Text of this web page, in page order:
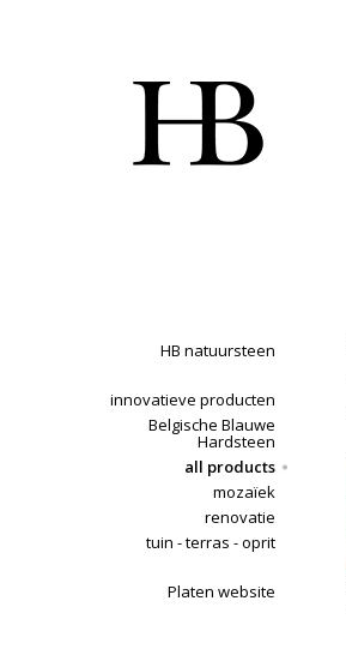
HB natuursteen
innovatieve producten
Belgische Blauwe
Hardsteen
all products
mozaïek
renovatie
tuin - terras - oprit
Platen website